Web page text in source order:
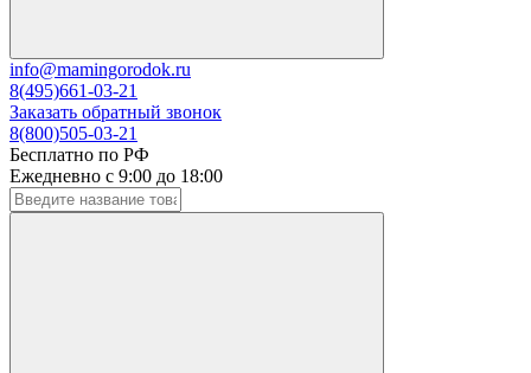
info@mamingorodok.ru
8(495)661-03-21
Заказать обратный звонок
8(800)505-03-21
Бесплатно по РФ
Ежедневно с 9:00 до 18:00